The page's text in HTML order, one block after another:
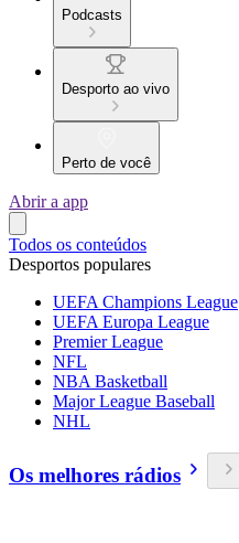
Podcasts
Desporto ao vivo
Perto de você
Abrir a app
Todos os conteúdos
Desportos populares
UEFA Champions League
UEFA Europa League
Premier League
NFL
NBA Basketball
Major League Baseball
NHL
Os melhores rádios